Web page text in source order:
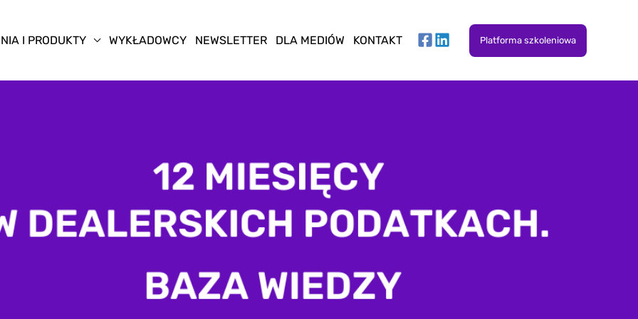
I PRODUKTY WYKŁADOWCY NEWSLETTER DLA MEDIÓW KONTAKT Platforma szkoleniowa